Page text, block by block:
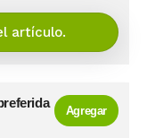
artículo.
Agregar